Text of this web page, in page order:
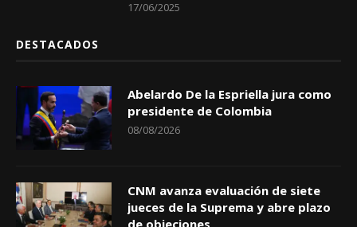
17/06/2025
DESTACADOS
Abelardo De la Espriella jura como
presidente de Colombia
08/08/2026
CNM avanza evaluación de siete
jueces de la Suprema y abre plazo